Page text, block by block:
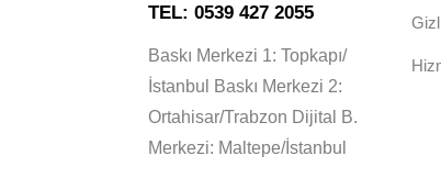
TEL: 0539 427 2055
Baskı Merkezi 1: Topkapı/
İstanbul Baskı Merkezi 2:
Ortahisar/Trabzon Dijital B.
Merkezi: Maltepe/İstanbul